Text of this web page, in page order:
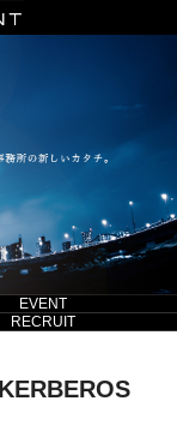
EVENT
RECRUIT